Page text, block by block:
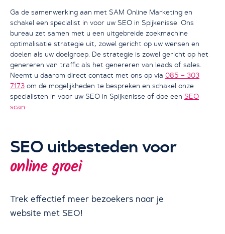
Ga de samenwerking aan met SAM Online Marketing en
schakel een specialist in voor uw SEO in Spijkenisse. Ons
bureau zet samen met u een uitgebreide zoekmachine
optimalisatie strategie uit, zowel gericht op uw wensen en
doelen als uw doelgroep. De strategie is zowel gericht op het
genereren van traffic als het genereren van leads of sales.
Neemt u daarom direct contact met ons op via 085 – 303
7173 om de mogelijkheden te bespreken en schakel onze
specialisten in voor uw SEO in Spijkenisse of doe een SEO
scan.
SEO uitbesteden voor
online groei
Trek effectief meer bezoekers naar je
website met SEO!